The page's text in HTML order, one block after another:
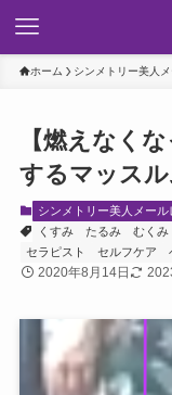
ホーム シンメトリー美人
【燃えなく
するマッスル
シンメトリー美人メール
くすみ
たるみ むくみ
セラピスト
セルフケア
2020年8月14日